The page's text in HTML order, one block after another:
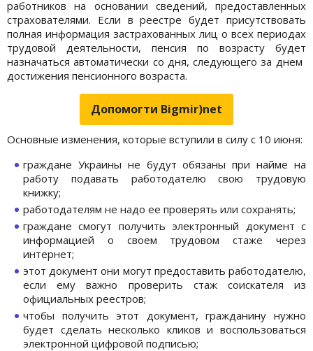
работников на основании сведений, предоставленных
страхователями. Если в реестре будет присутствовать
полная информация застрахованных лиц о всех периодах
трудовой деятельности, пенсия по возрасту будет
назначаться автоматически со дня, следующего за днем ​​
достижения пенсионного возраста.
Допомогти Bigmir)net
Основные изменения, которые вступили в силу с 10 июня:
граждане Украины не будут обязаны при найме на
работу подавать работодателю свою трудовую
книжку;
работодателям не надо ее проверять или сохранять;
граждане смогут получить электронный документ с
информацией о своем трудовом стаже через
интернет;
этот документ они могут предоставить работодателю,
если ему важно проверить стаж соискателя из
официальных реестров;
чтобы получить этот документ, гражданину нужно
будет сделать несколько кликов и воспользоваться
электронной цифровой подписью;